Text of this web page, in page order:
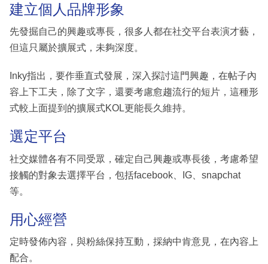
建立個人品牌形象
先發掘自己的興趣或專長，很多人都在社交平台表演才藝，
但這只屬於擴展式，未夠深度。
Inky指出，要作垂直式發展，深入探討這門興趣，在帖子內
容上下工夫，除了文字，還要考慮愈趨流行的短片，這種形
式較上面提到的擴展式KOL更能長久維持。
選定平台
社交媒體各有不同受眾，確定自己興趣或專長後，考慮希望
接觸的對象去選擇平台，包括facebook、IG、snapchat
等。
用心經營
定時發佈內容，與粉絲保持互動，採納中肯意見，在內容上
配合。